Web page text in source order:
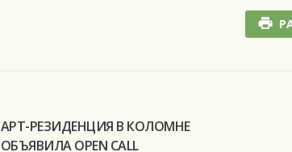
АРТ-РЕЗИДЕНЦИЯ В КОЛОМНЕ
ОБЪЯВИЛА OPEN CALL